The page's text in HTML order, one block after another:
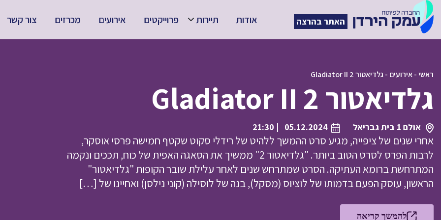
האתר בהרצה אודות תיירות פרוייקטים אירועים מכרזים צור קשר
ראשי-אירועים -גלדיאטור 2 Gladiator II
גלדיאטור 2 Gladiator II
אולם 1 בית גבריאל 05.12.2024
| 21:30
אחרי שנים של ציפייה, מגיע סרט ההמשך ללהיט של רידלי סקוט שקטף חמישה פרסי אוסקר,
לרבות הפרס לסרט הטוב ביותר. "גלדיאטור 2" ממשיך את הסאגה האפית של כוח, תככים ונקמה
המתרחשת ברומא העתיקה. הסרט שמתרחש שנים לאחר עלילת שובר הקופות "גלדיאטור"
הראשון, עוסק הפעם בדמותו של לוציוס (מסקל), בנה של לוסילה (קוני נילסן) ואחיינו של […]
להמשך קריאה